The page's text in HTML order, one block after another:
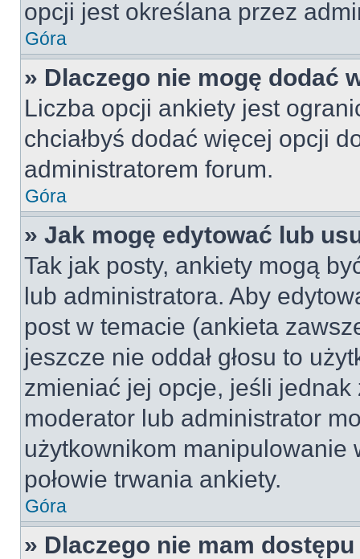
opcji jest określana przez
Góra
» Dlaczego nie mogę dodać
Liczba opcji ankiety jest
chciałbyś dodać więcej opcji
administratorem forum.
Góra
» Jak mogę edytować lub
Tak jak posty, ankiety mogą
lub administratora. Aby
post w temacie (ankieta
jeszcze nie oddał głosu to
zmieniać jej opcje, jeśli jednak
moderator lub administrator
użytkownikom manipulowanie
połowie trwania ankiety.
Góra
» Dlaczego nie mam